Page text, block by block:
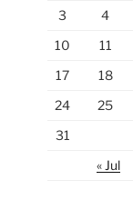
3
4
10
11
17
18
24
25
31
« Jul